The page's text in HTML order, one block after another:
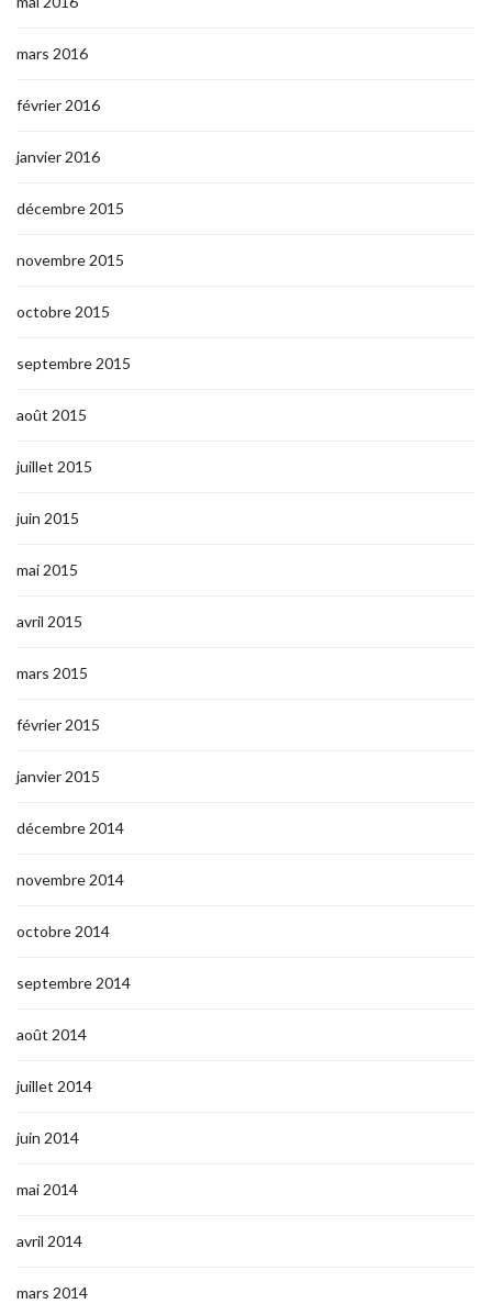
mars 2016
février 2016
janvier 2016
décembre 2015
novembre 2015
octobre 2015
septembre 2015
août 2015
juillet 2015
juin 2015
mai 2015
avril 2015
mars 2015
février 2015
janvier 2015
décembre 2014
novembre 2014
octobre 2014
septembre 2014
août 2014
juillet 2014
juin 2014
mai 2014
avril 2014
mars 2014